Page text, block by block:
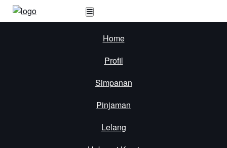
Home
Profil
Simpanan
Pinjaman
Lelang